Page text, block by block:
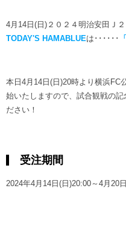
4月14日(日)２０２４明治安田Ｊ
TODAY'S HAMABLUEは･･････
本日4月14日(日)20時より横浜FC
始いたしますので、試合観戦の
ださい！
受注期間
2024年4月14日(日)20:00～4月20